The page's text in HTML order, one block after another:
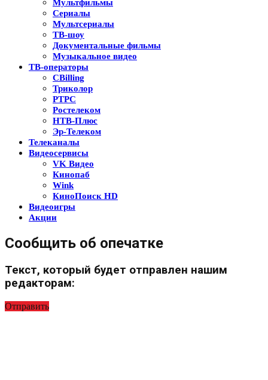
Мультфильмы
Сериалы
Мультсериалы
ТВ-шоу
Документальные фильмы
Музыкальное видео
ТВ-операторы
CBilling
Триколор
РТРС
Ростелеком
НТВ-Плюс
Эр-Телеком
Телеканалы
Видеосервисы
VK Видео
Кинопаб
Wink
КиноПоиск HD
Видеоигры
Акции
Сообщить об опечатке
Текст, который будет отправлен нашим
редакторам:
Отправить